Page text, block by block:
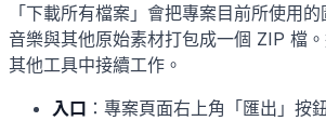
「下載所有檔案」會把專案目前所使用
音樂與其他原始素材打包成一個 ZIP 檔
其他工具中接續工作。
入口 ：專案頁面右上角「匯出」按